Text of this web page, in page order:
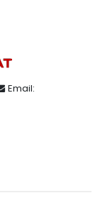
Email: